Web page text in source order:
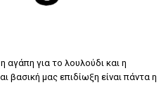
αγάπη για το λουλούδι και η
βασική μας επιδίωξη είναι πάντα η